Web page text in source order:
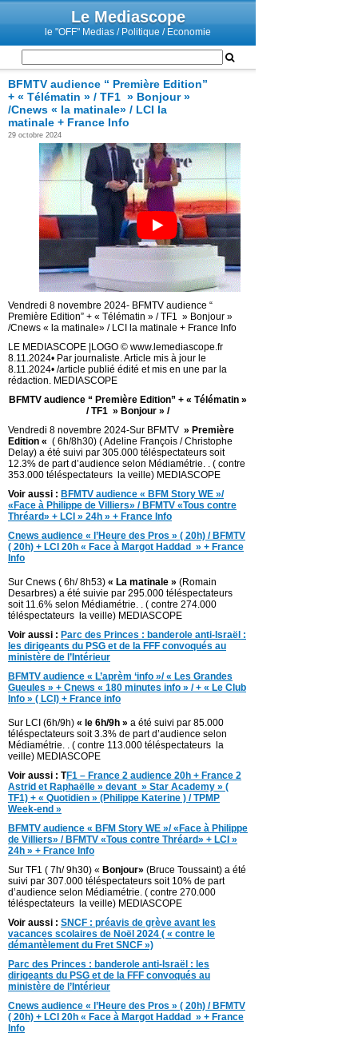
Le Mediascope
le "OFF" Medias / Politique / Economie
BFMTV audience “ Première Edition”
+ « Télématin » / TF1 » Bonjour »
/Cnews « la matinale» / LCI la
matinale + France Info
29 octobre 2024
Vendredi 8 novembre 2024- BFMTV audience “
Première Edition” + « Télématin » / TF1 » Bonjour »
/Cnews « la matinale» / LCI la matinale + France Info
LE MEDIASCOPE |LOGO © www.lemediascope.fr
8.11.2024• Par journaliste. Article mis à jour le
8.11.2024• /article publié édité et mis en une par la
rédaction. MEDIASCOPE
BFMTV audience “ Première Edition” + « Télématin »
/ TF1 » Bonjour » /
Vendredi 8 novembre 2024-Sur BFMTV » Première
Edition « ( 6h/8h30) ( Adeline François / Christophe
Delay) a été suivi par 305.000 téléspectateurs soit
12.3% de part d’audience selon Médiamétrie. . ( contre
353.000 téléspectateurs la veille) MEDIASCOPE
Voir aussi : BFMTV audience « BFM Story WE »/
«Face à Philippe de Villiers» / BFMTV «Tous contre
Thréard» + LCI » 24h » + France Info
Cnews audience « l’Heure des Pros » ( 20h) / BFMTV
( 20h) + LCI 20h « Face à Margot Haddad » + France
Info
Sur Cnews ( 6h/ 8h53) « La matinale » (Romain
Desarbres) a été suivie par 295.000 téléspectateurs
soit 11.6% selon Médiamétrie. . ( contre 274.000
téléspectateurs la veille) MEDIASCOPE
Voir aussi : Parc des Princes : banderole anti-Israël :
les dirigeants du PSG et de la FFF convoqués au
ministère de l’Intérieur
BFMTV audience « L’aprèm ‘info »/ « Les Grandes
Gueules » + Cnews « 180 minutes info » / + « Le Club
Info » ( LCI) + France info
Sur LCI (6h/9h) « le 6h/9h » a été suivi par 85.000
téléspectateurs soit 3.3% de part d’audience selon
Médiamétrie. . ( contre 113.000 téléspectateurs la
veille) MEDIASCOPE
Voir aussi : TF1 – France 2 audience 20h + France 2
Astrid et Raphaëlle » devant » Star Academy » (
TF1) + « Quotidien » (Philippe Katerine ) / TPMP
Week-end »
BFMTV audience « BFM Story WE »/ «Face à Philippe
de Villiers» / BFMTV «Tous contre Thréard» + LCI »
24h » + France Info
Sur TF1 ( 7h/ 9h30) « Bonjour» (Bruce Toussaint) a été
suivi par 307.000 téléspectateurs soit 10% de part
d’audience selon Médiamétrie. ( contre 270.000
téléspectateurs la veille) MEDIASCOPE
Voir aussi : SNCF : préavis de grève avant les
vacances scolaires de Noël 2024 ( « contre le
démantèlement du Fret SNCF »)
Parc des Princes : banderole anti-Israël : les
dirigeants du PSG et de la FFF convoqués au
ministère de l’Intérieur
Cnews audience « l’Heure des Pros » ( 20h) / BFMTV
( 20h) + LCI 20h « Face à Margot Haddad » + France
Info